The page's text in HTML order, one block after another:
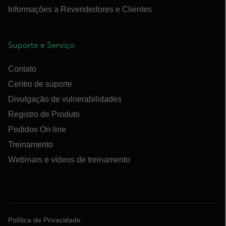
Informações a Revendedores e Clientes
Suporte e Serviço
Contato
Centro de suporte
Divulgação de vulnerabilidades
Registro de Produto
Pedidos On-line
Treinamento
Webinars e vídeos de treinamento
Política de Privacidade